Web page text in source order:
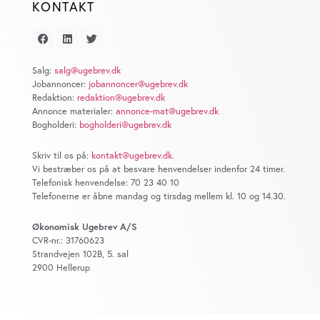
din brug af vores website med vores partnere inden for
analysepartnere. Vores partnere kan kombinere disse
data med andre oplysninger, du har givet dem, eller som
de har indsamlet fra din brug af deres tjenester. Du
samtykker til vores cookies, hvis du fortsætter med at
KONTAKT
Salg: salg@ugebrev.dk
Jobannoncer: jobannoncer@ugebrev.dk
Redaktion: redaktion@ugebrev.dk
Annonce materialer: annonce-mat@ugebrev.dk
Bogholderi: bogholderi@ugebrev.dk
Skriv til os på: kontakt@ugebrev.dk.
Vi bestræber os på at besvare henvendelser indenfor 24 timer.
Telefonisk henvendelse: 70 23 40 10
Telefonerne er åbne mandag og tirsdag mellem kl. 10 og 14.30.
Økonomisk Ugebrev A/S
CVR-nr.: 31760623
Strandvejen 102B, 5. sal
2900 Hellerup